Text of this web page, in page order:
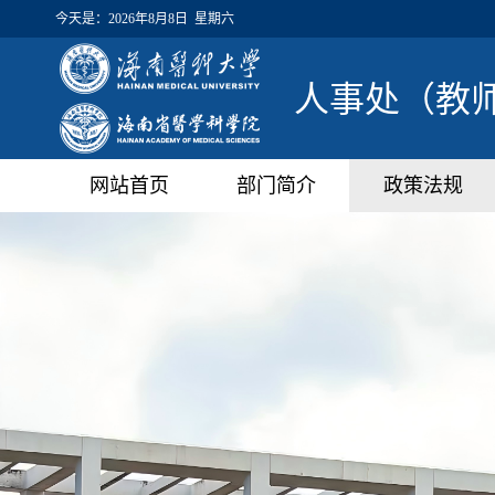
今天是： 2026年8月8日 星期六
人事处（教
网站首页 部门简介 政策法规